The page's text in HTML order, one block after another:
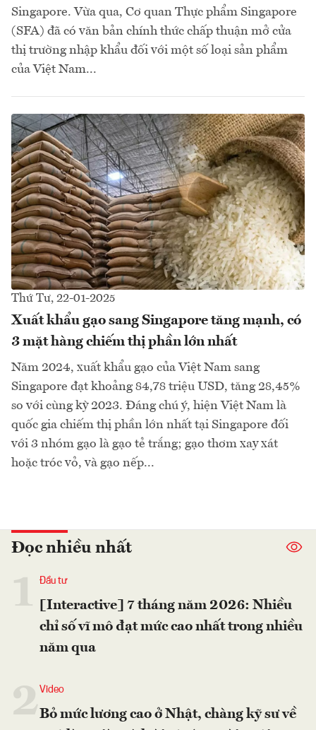
Singapore. Vừa qua, Cơ quan Thực phẩm Singapore
(SFA) đã có văn bản chính thức chấp thuận mở cửa
thị trường nhập khẩu đối với một số loại sản phẩm
của Việt Nam...
Thứ Tư, 22-01-2025
Xuất khẩu gạo sang Singapore tăng mạnh, có
3 mặt hàng chiếm thị phần lớn nhất
Năm 2024, xuất khẩu gạo của Việt Nam sang
Singapore đạt khoảng 84,78 triệu USD, tăng 28,45%
so với cùng kỳ 2023. Đáng chú ý, hiện Việt Nam là
quốc gia chiếm thị phần lớn nhất tại Singapore đối
với 3 nhóm gạo là gạo tẻ trắng; gạo thơm xay xát
hoặc tróc vỏ, và gạo nếp...
Đọc nhiều nhất
Đầu tư
[Interactive] 7 tháng năm 2026: Nhiều
chỉ số vĩ mô đạt mức cao nhất trong nhiều
năm qua
2Video
Bỏ mức lương cao ở Nhật, chàng kỹ sư về